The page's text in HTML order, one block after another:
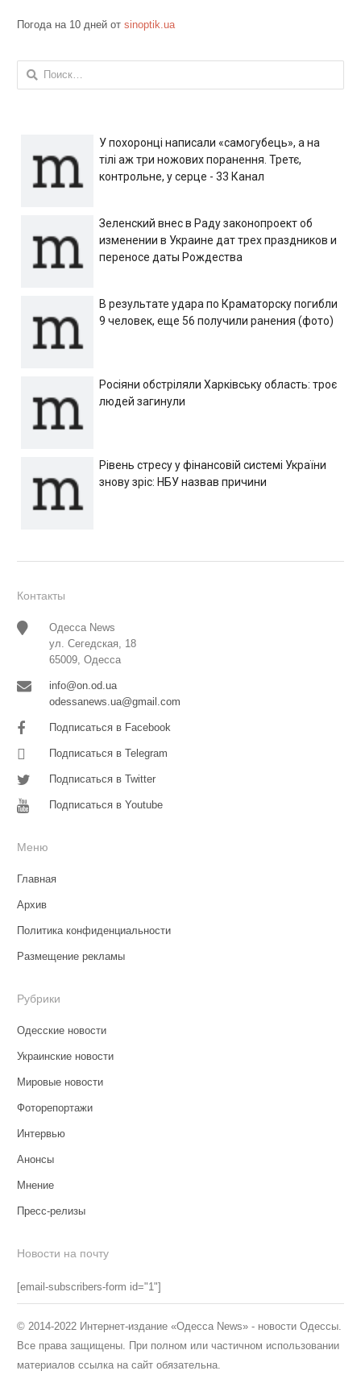
Погода на 10 дней от sinoptik.ua
Найти:
У похоронці написали «самогубець», а на
тілі аж три ножових поранення. Третє,
контрольне, у серце - 33 Канал
Зеленский внес в Раду законопроект об
изменении в Украине дат трех праздников и
переносе даты Рождества
В результате удара по Краматорску погибли
9 человек, еще 56 получили ранения (фото)
Росіяни обстріляли Харківську область: троє
людей загинули
Рівень стресу у фінансовій системі України
знову зріс: НБУ назвав причини
Контакты
Одесса News
ул. Сегедская, 18
65009, Одесса
info@on.od.ua
odessanews.ua@gmail.com
Подписаться в Facebook
Подписаться в Telegram
Подписаться в Twitter
Подписаться в Youtube
Меню
Главная
Архив
Политика конфиденциальности
Размещение рекламы
Рубрики
Одесские новости
Украинские новости
Мировые новости
Фоторепортажи
Интервью
Анонсы
Мнение
Пресс-релизы
Новости на почту
[email-subscribers-form id="1"]
© 2014-2022 Интернет-издание «Одесса News» - новости Одессы.
Все права защищены. При полном или частичном использовании
материалов ссылка на сайт обязательна.